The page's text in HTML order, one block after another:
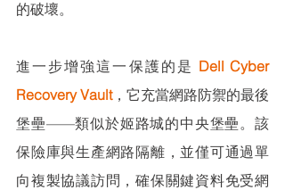
的破壞。
進一步增強這一保護的是 Dell Cyber
Recovery Vault，它充當網路防禦的最後
堡壘——類似於姬路城的中央堡壘。該
保險庫與生產網路隔離，並僅可通過單
向複製協議訪問，確保關鍵資料免受網